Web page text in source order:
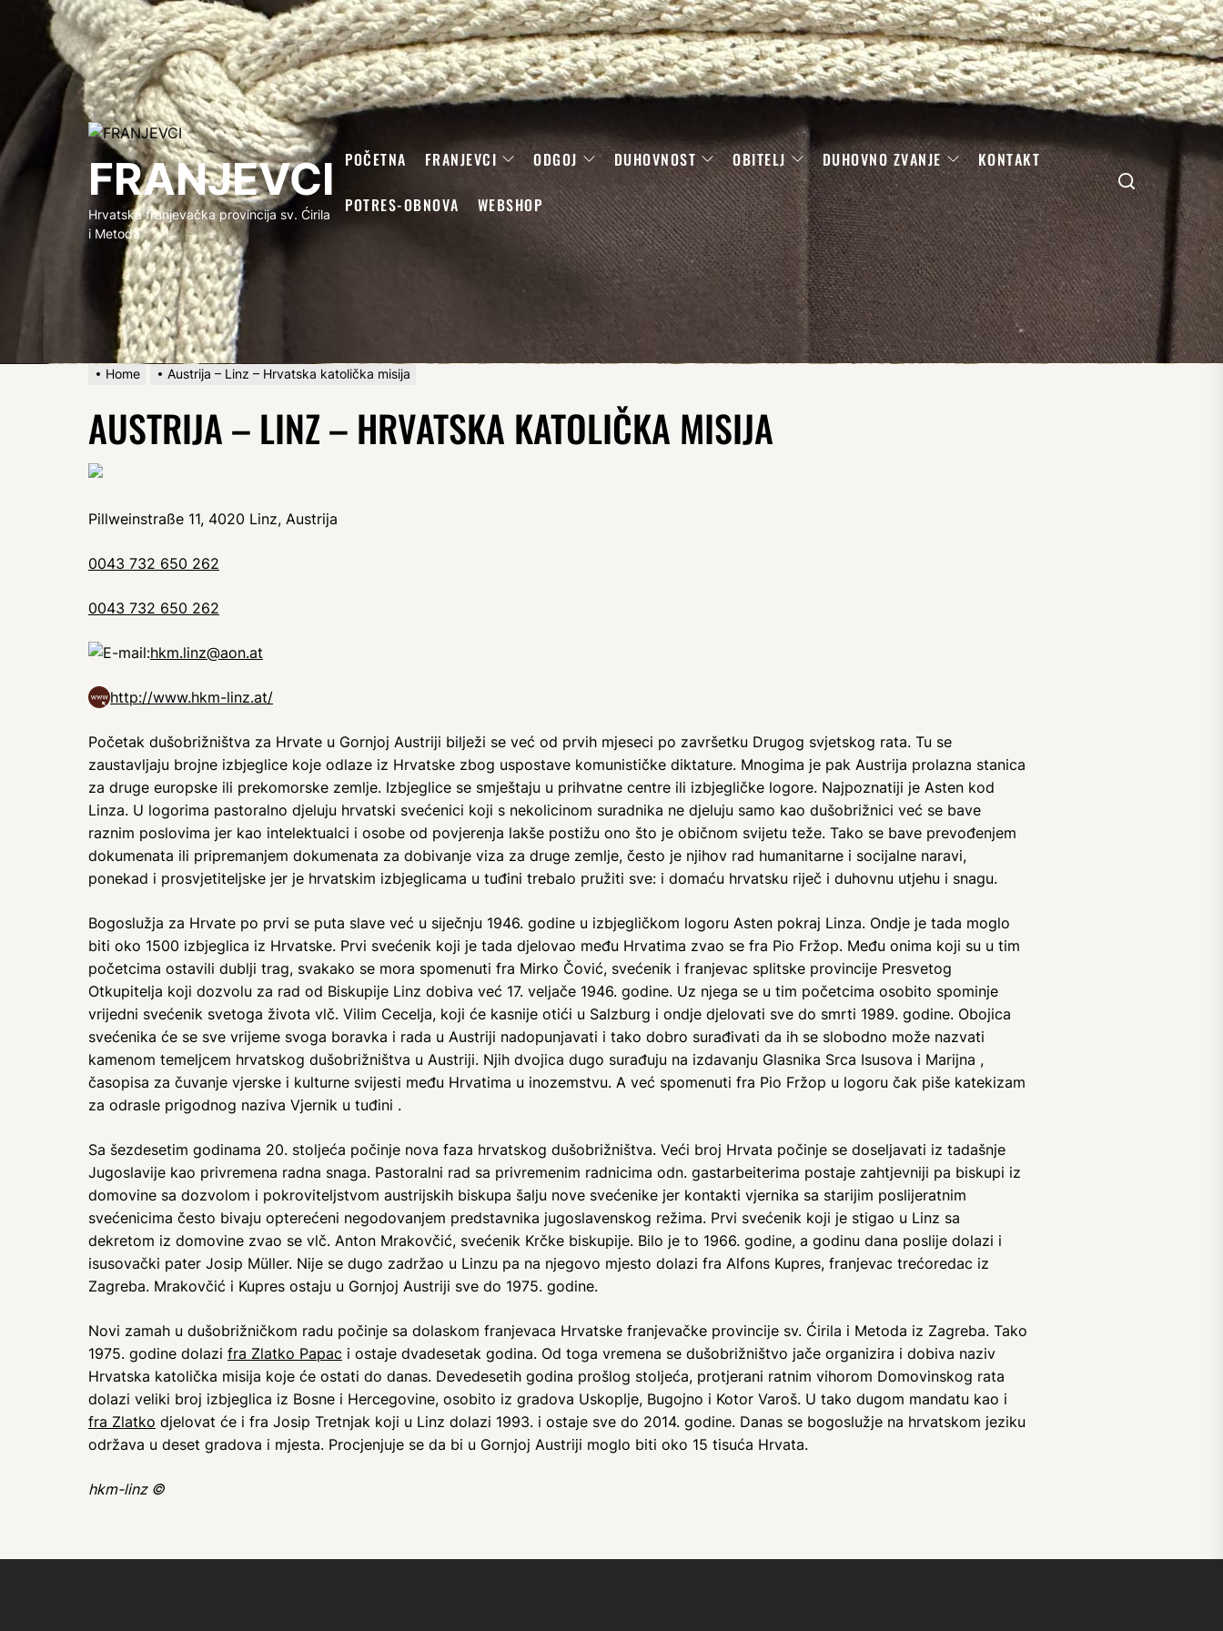
FRANJEVCI
FRANJEVCI
Hrvatska franjevačka provincija sv. Ćirila
i Metoda
POČETNA FRANJEVCI ODGOJ DUHOVNOST OBITELJ DUHOVNO ZVANJE KONTAKT
POTRES-OBNOVA WEBSHOP
Search
Home Austrija – Linz – Hrvatska katolička misija
AUSTRIJA – LINZ – HRVATSKA KATOLIČKA MISIJA
Pillweinstraße 11, 4020 Linz, Austrija
0043 732 650 262
0043 732 650 262
hkm.linz@aon.at
http://www.hkm-linz.at/
Početak dušobrižništva za Hrvate u Gornjoj Austriji bilježi se već od prvih mjeseci po završetku Drugog svjetskog rata. Tu se
zaustavljaju brojne izbjeglice koje odlaze iz Hrvatske zbog uspostave komunističke diktature. Mnogima je pak Austrija prolazna stanica
za druge europske ili prekomorske zemlje. Izbjeglice se smještaju u prihvatne centre ili izbjegličke logore. Najpoznatiji je Asten kod
Linza. U logorima pastoralno djeluju hrvatski svećenici koji s nekolicinom suradnika ne djeluju samo kao dušobrižnici već se bave
raznim poslovima jer kao intelektualci i osobe od povjerenja lakše postižu ono što je običnom svijetu teže. Tako se bave prevođenjem
dokumenata ili pripremanjem dokumenata za dobivanje viza za druge zemlje, često je njihov rad humanitarne i socijalne naravi,
ponekad i prosvjetiteljske jer je hrvatskim izbjeglicama u tuđini trebalo pružiti sve: i domaću hrvatsku riječ i duhovnu utjehu i snagu.
Bogoslužja za Hrvate po prvi se puta slave već u siječnju 1946. godine u izbjegličkom logoru Asten pokraj Linza. Ondje je tada moglo
biti oko 1500 izbjeglica iz Hrvatske. Prvi svećenik koji je tada djelovao među Hrvatima zvao se fra Pio Fržop. Među onima koji su u tim
početcima ostavili dublji trag, svakako se mora spomenuti fra Mirko Čović, svećenik i franjevac splitske provincije Presvetog
Otkupitelja koji dozvolu za rad od Biskupije Linz dobiva već 17. veljače 1946. godine. Uz njega se u tim početcima osobito spominje
vrijedni svećenik svetoga života vlč. Vilim Cecelja, koji će kasnije otići u Salzburg i ondje djelovati sve do smrti 1989. godine. Obojica
svećenika će se sve vrijeme svoga boravka i rada u Austriji nadopunjavati i tako dobro surađivati da ih se slobodno može nazvati
kamenom temeljcem hrvatskog dušobrižništva u Austriji. Njih dvojica dugo surađuju na izdavanju Glasnika Srca Isusova i Marijna ,
časopisa za čuvanje vjerske i kulturne svijesti među Hrvatima u inozemstvu. A već spomenuti fra Pio Fržop u logoru čak piše katekizam
za odrasle prigodnog naziva Vjernik u tuđini .
Sa šezdesetim godinama 20. stoljeća počinje nova faza hrvatskog dušobrižništva. Veći broj Hrvata počinje se doseljavati iz tadašnje
Jugoslavije kao privremena radna snaga. Pastoralni rad sa privremenim radnicima odn. gastarbeiterima postaje zahtjevniji pa biskupi iz
domovine sa dozvolom i pokroviteljstvom austrijskih biskupa šalju nove svećenike jer kontakti vjernika sa starijim poslijeratnim
svećenicima često bivaju opterećeni negodovanjem predstavnika jugoslavenskog režima. Prvi svećenik koji je stigao u Linz sa
dekretom iz domovine zvao se vlč. Anton Mrakovčić, svećenik Krčke biskupije. Bilo je to 1966. godine, a godinu dana poslije dolazi i
isusovački pater Josip Müller. Nije se dugo zadržao u Linzu pa na njegovo mjesto dolazi fra Alfons Kupres, franjevac trećoredac iz
Zagreba. Mrakovčić i Kupres ostaju u Gornjoj Austriji sve do 1975. godine.
Novi zamah u dušobrižničkom radu počinje sa dolaskom franjevaca Hrvatske franjevačke provincije sv. Ćirila i Metoda iz Zagreba. Tako
1975. godine dolazi fra Zlatko Papac i ostaje dvadesetak godina. Od toga vremena se dušobrižništvo jače organizira i dobiva naziv
Hrvatska katolička misija koje će ostati do danas. Devedesetih godina prošlog stoljeća, protjerani ratnim vihorom Domovinskog rata
dolazi veliki broj izbjeglica iz Bosne i Hercegovine, osobito iz gradova Uskoplje, Bugojno i Kotor Varoš. U tako dugom mandatu kao i
fra Zlatko djelovat će i fra Josip Tretnjak koji u Linz dolazi 1993. i ostaje sve do 2014. godine. Danas se bogoslužje na hrvatskom jeziku
održava u deset gradova i mjesta. Procjenjuje se da bi u Gornjoj Austriji moglo biti oko 15 tisuća Hrvata.
hkm-linz ©